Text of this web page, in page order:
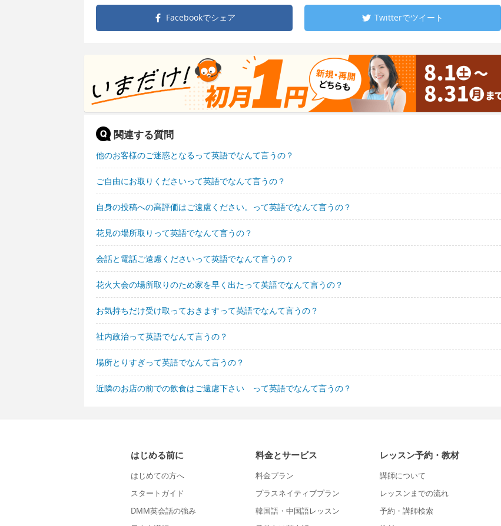
Facebookでシェア Twitterでツイート
関連する質問
他のお客様のご迷惑となるって英語でなんて言うの？
ご自由にお取りくださいって英語でなんて言うの？
自身の投稿への高評価はご遠慮ください。って英語でなんて言うの？
花見の場所取りって英語でなんて言うの？
会話と電話ご遠慮くださいって英語でなんて言うの？
花火大会の場所取りのため家を早く出たって英語でなんて言うの？
お気持ちだけ受け取っておきますって英語でなんて言うの？
社内政治って英語でなんて言うの？
場所とりすぎって英語でなんて言うの？
近隣のお店の前での飲食はご遠慮下さい って英語でなんて言うの？
はじめる前に
はじめての方へ
スタートガイド
DMM英会話の強み
料金とサービス
料金プラン
プラスネイティブプラン
韓国語・中国語レッスン
レッスン予約・教材
講師について
レッスンまでの流れ
予約・講師検索